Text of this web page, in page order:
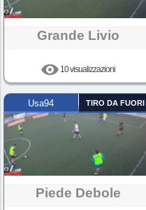
Grande Livio
10 visualizzazioni
Usa94 TIRO DA FUORI
Piede Debole